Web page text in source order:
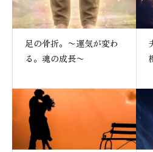
足の骨折。〜運気が変わ
る。魂の成長〜